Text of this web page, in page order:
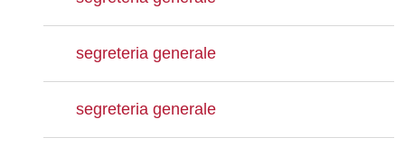
segreteria generale
segreteria generale